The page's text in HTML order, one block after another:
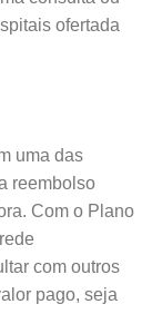
ofertada
uma das
reembolso
Com o Plano
com outros
pago, seja